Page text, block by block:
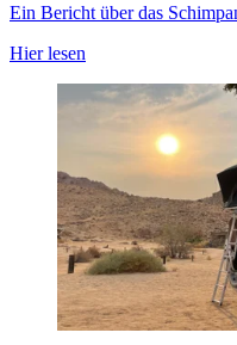
Ein Bericht über das
Hier lesen